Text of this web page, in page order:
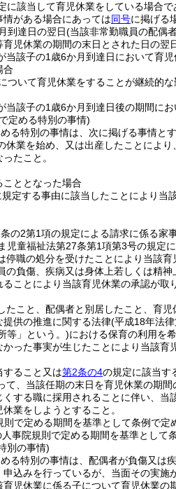
に該当して育児休業をしている場合で
がある場合にあっては同号に掲げる
到達日の翌日(当該非常勤職員の配偶
児休業の期間の末日とされた日の翌
当該子の1歳6か月到達日において育
合
ついて育児休業をすることが継続的
当該子の1歳6か月到達日後の期間に
定める特別の事情)
る特別の事情は、次に掲げる事情とす
休業を始め、又は出産したことによ
たこと。
ととなった場合
規定する事由に該当したことにより当
の2第1項の規定による請求に係る家
児童福祉法第27条第1項第3号の規定
職の処分を受けたことにより当該
の負傷、疾病又は身体上若しくは精
ことにより当該育児休業の承認が
たこと、配偶者と別居したこと、育
供の推進に関する法律(平成18年法
等」という。)における保育の利用を
った事実が生じたことにより当該
すること又は第2条の4の規定に該当す
て、当該任期の末日を育児休業の期
する職に採用されることに伴い、
業をしようとすること。
で定める期間を基準として条例で定
事院規則で定める期間を基準として
別の事情)
る特別の事情は、配偶者が負傷又は
込みを行っているが、当面その実
児休業に係る子について育児休業